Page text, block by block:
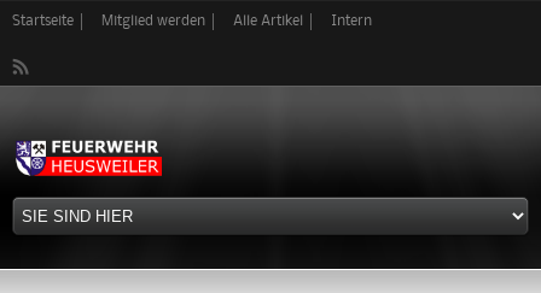
Direkt
Startseite Mitglied werden Alle Artikel Intern